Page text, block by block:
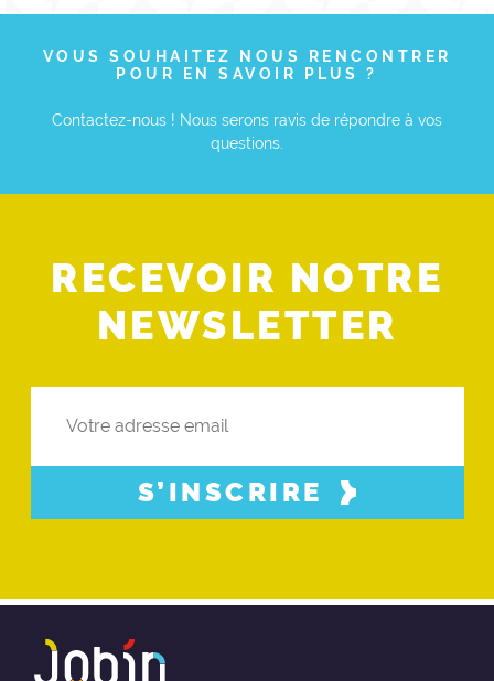
VOUS SOUHAITEZ NOUS RENCONTRER
POUR EN SAVOIR PLUS ?
Contactez-nous ! Nous serons ravis de répondre à vos
questions.
RECEVOIR NOTRE
NEWSLETTER
S’INSCRIRE